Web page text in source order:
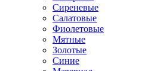
Сиреневые
Салатовые
Фиолетовые
Мятные
Золотые
Синие